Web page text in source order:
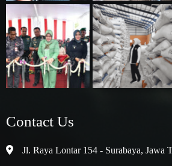
Contact Us
Jl. Raya Lontar 154 - Surabaya, Jawa